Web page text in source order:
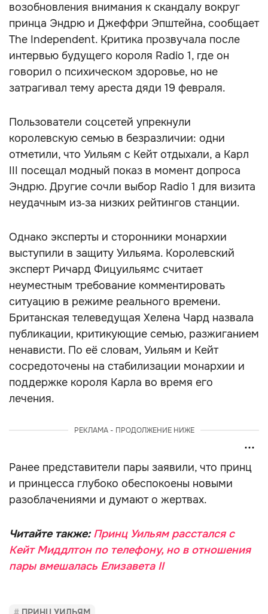
возобновления внимания к скандалу вокруг
принца Эндрю и Джеффри Эпштейна, сообщает
The Independent. Критика прозвучала после
интервью будущего короля Radio 1, где он
говорил о психическом здоровье, но не
затрагивал тему ареста дяди 19 февраля.
Пользователи соцсетей упрекнули
королевскую семью в безразличии: одни
отметили, что Уильям с Кейт отдыхали, а Карл
III посещал модный показ в момент допроса
Эндрю. Другие сочли выбор Radio 1 для визита
неудачным из‑за низких рейтингов станции.
Однако эксперты и сторонники монархии
выступили в защиту Уильяма. Королевский
эксперт Ричард Фицуильямс считает
неуместным требование комментировать
ситуацию в режиме реального времени.
Британская телеведущая Хелена Чард назвала
публикации, критикующие семью, разжиганием
ненависти. По её словам, Уильям и Кейт
сосредоточены на стабилизации монархии и
поддержке короля Карла во время его
лечения.
РЕКЛАМА - ПРОДОЛЖЕНИЕ НИЖЕ
Ранее представители пары заявили, что принц
и принцесса глубоко обеспокоены новыми
разоблачениями и думают о жертвах.
Читайте также: Принц Уильям расстался с
Кейт Миддлтон по телефону, но в отношения
пары вмешалась Елизавета II